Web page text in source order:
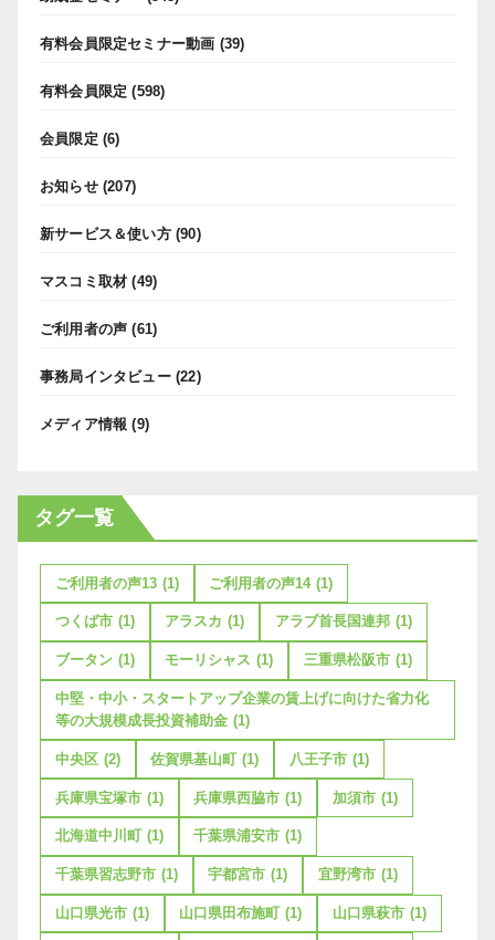
有料会員限定セミナー動画 (39)
有料会員限定 (598)
会員限定 (6)
お知らせ(207)
新サービス＆使い方(90)
マスコミ取材 (49)
ご利用者の声 (61)
事務局インタビュー(22)
メディア情報 (9)
タグ一覧
ご利用者の声13 (1) ご利用者の声14 (1)
つくば市 (1) アラスカ (1) アラブ首長国連邦 (1)
ブータン (1) モーリシャス (1) 三重県松阪市 (1)
中堅・中小・スタートアップ企業の賃上げに向けた省力化
等の大規模成長投資補助金 (1)
中央区 (2) 佐賀県基山町 (1) 八王子市 (1)
兵庫県宝塚市 (1) 兵庫県西脇市 (1) 加須市 (1)
北海道中川町 (1) 千葉県浦安市 (1)
千葉県習志野市 (1) 宇都宮市 (1) 宜野湾市 (1)
山口県光市 (1) 山口県田布施町 (1) 山口県萩市 (1)